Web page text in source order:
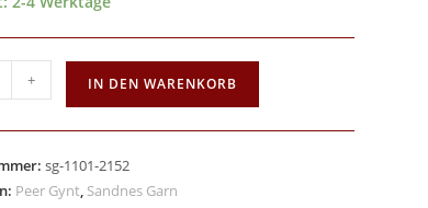
+ IN DEN WARENKORB
sg-1101-2152
Peer Gynt, Sandnes Garn